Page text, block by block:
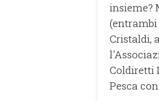
insieme?
(entrambi
Cristaldi,
Coldiretti
Pesca